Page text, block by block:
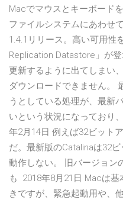
Macでマウスとキーボード
ファイルシステムにあわせ
1.4.1リリース。高い可用性
Replication Datastore」が
更新するように出てしまい
ダウンロードできません。
うとしている処理が、最新
いという状況になっており
年2月14日 例えば32ビット
だ。最新版のCatalinaは32
動作しない。 旧バージョン
も 2018年8月21日 Macは
きですが、緊急起動用や、